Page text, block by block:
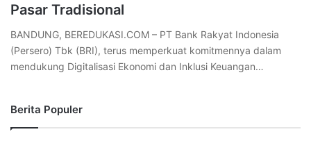
Pasar Tradisional
BANDUNG, BEREDUKASI.COM – PT Bank Rakyat Indonesia
(Persero) Tbk (BRI), terus memperkuat komitmennya dalam
mendukung Digitalisasi Ekonomi dan Inklusi Keuangan…
Berita Populer